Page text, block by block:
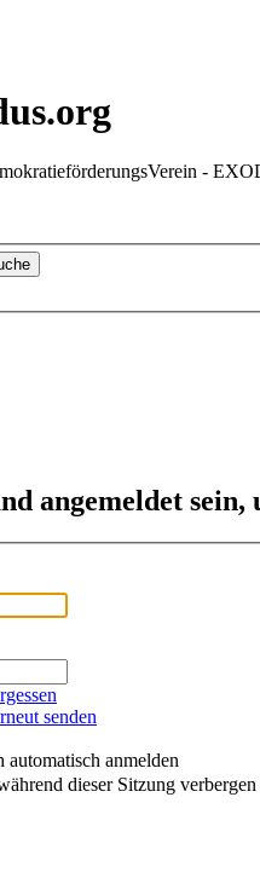
-
angemeldet sein,
senden
anmelden
dieser Sitzung verbergen